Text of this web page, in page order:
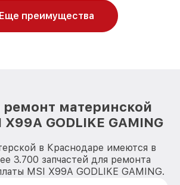
Еще преимущества
материнской
GODLIKE GAMING
в Краснодаре имеются в
3.700 запчастей для ремонта
MSI X99A GODLIKE GAMING.